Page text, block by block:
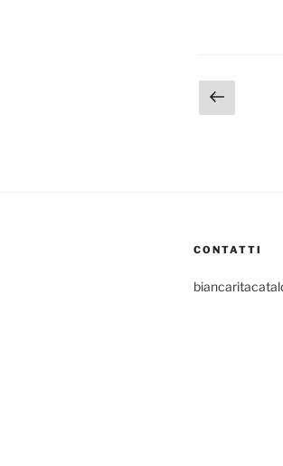
Pagina
CONTATTI